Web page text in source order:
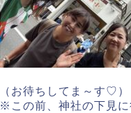
（お待ちしてま～す♡）
※この前、神社の下見に